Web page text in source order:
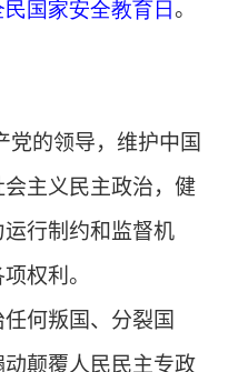
民国家安全教育日 。
党的领导，维护中国
主义民主政治，健
行制约和监督机
权利。
何叛国、分裂国
颠覆人民民主专政